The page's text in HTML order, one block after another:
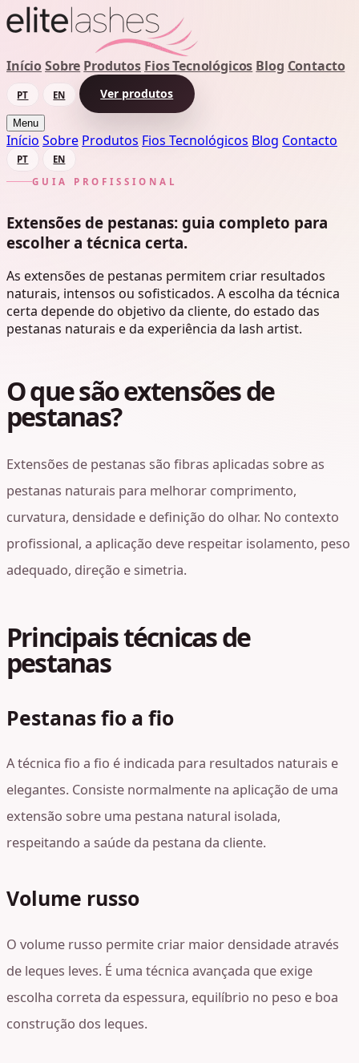
InícioSobre Produtos Fios Tecnológicos Blog Contacto
PT EN Ver produtos
Menu
Início Sobre Produtos Fios Tecnológicos Blog Contacto
PT
EN
GUIA PROFISSIONAL
Extensões de pestanas: guia completo para
escolher a técnica certa.
As extensões de pestanas permitem criar resultados
naturais, intensos ou sofisticados. A escolha da técnica
certa depende do objetivo da cliente, do estado das
pestanas naturais e da experiência da lash artist.
O que são extensões de
pestanas?
Extensões de pestanas são fibras aplicadas sobre as
pestanas naturais para melhorar comprimento,
curvatura, densidade e definição do olhar. No contexto
profissional, a aplicação deve respeitar isolamento, peso
adequado, direção e simetria.
Principais técnicas de
pestanas
Pestanas fio a fio
A técnica fio a fio é indicada para resultados naturais e
elegantes. Consiste normalmente na aplicação de uma
extensão sobre uma pestana natural isolada,
respeitando a saúde da pestana da cliente.
Volume russo
O volume russo permite criar maior densidade através
de leques leves. É uma técnica avançada que exige
escolha correta da espessura, equilíbrio no peso e boa
construção dos leques.